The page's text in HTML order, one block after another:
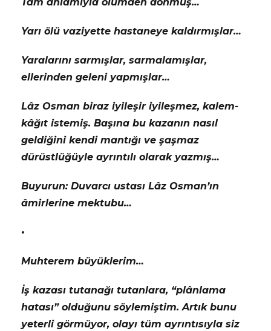
Yarı ölü vaziyette hastaneye kaldırmışlar…
Yaralarını sarmışlar, sarmalamışlar,
ellerinden geleni yapmışlar…
Lâz Osman biraz iyileşir iyileşmez, kalem-
kâğıt istemiş. Başına bu kazanın nasıl
geldiğini kendi mantığı ve şaşmaz
dürüstlüğüyle ayrıntılı olarak yazmış…
Buyurun: Duvarcı ustası Lâz Osman’ın
âmirlerine mektubu…
•
Muhterem büyüklerim…
İş kazası tutanağı tutanlara, “plânlama
hatası” olduğunu söylemiştim. Artık bunu
yeterli görmüyor, olayı tüm ayrıntısıyla siz